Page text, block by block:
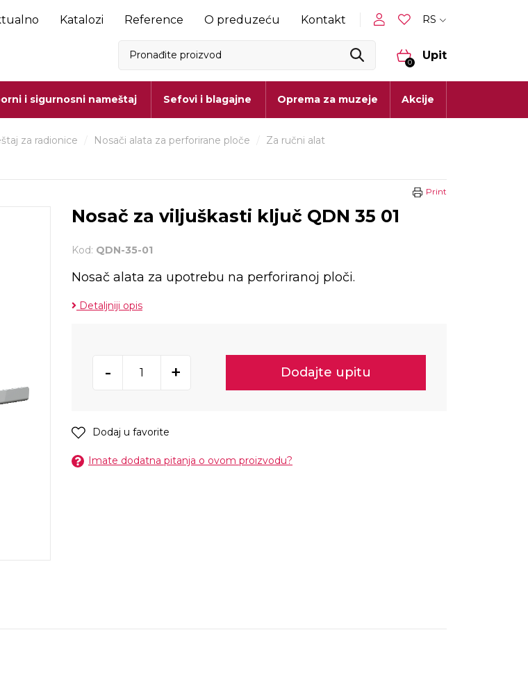
Katalozi Reference O preduzeću Kontakt RS
0
Upit
i sigurnosni nameštaj Sefovi i blagajne Oprema za muzeje Akcije
za radionice Nosači alata za perforirane ploče
Za ručni alat
Print
Nosač za viljuškasti ključ QDN 35 01
Kod: QDN-35-01
Nosač alata za upotrebu na perforiranoj ploči.
Detaljniji opis
- + Dodajte upitu
Dodaj u favorite
Imate dodatna pitanja o ovom proizvodu?